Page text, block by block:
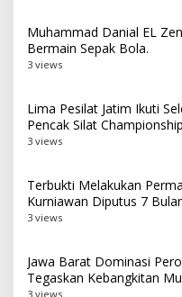
Muhammad Danial EL
Bermain Sepak Bola.
3 views
Lima Pesilat Jatim Ikuti
Pencak Silat Championship
3 views
Terbukti Melakukan
Kurniawan Diputus 7
3 views
Jawa Barat Dominasi
Tegaskan Kebangkitan
3 views